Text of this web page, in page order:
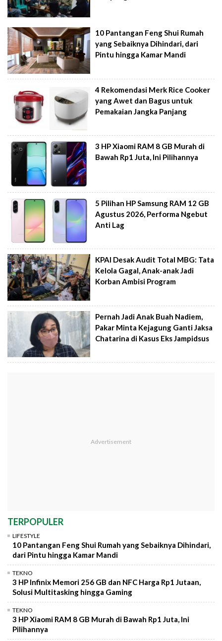
10 Pantangan Feng Shui Rumah
yang Sebaiknya Dihindari, dari
Pintu hingga Kamar Mandi
4 Rekomendasi Merk Rice Cooker
yang Awet dan Bagus untuk
Pemakaian Jangka Panjang
3 HP Xiaomi RAM 8 GB Murah di
Bawah Rp1 Juta, Ini Pilihannya
5 Pilihan HP Samsung RAM 12 GB
Agustus 2026, Performa Ngebut
Anti Lag
KPAI Desak Audit Total MBG: Tata
Kelola Gagal, Anak-anak Jadi
Korban Ambisi Program
Pernah Jadi Anak Buah Nadiem,
Pakar Minta Kejagung Ganti Jaksa
Chatarina di Kasus Eks Jampidsus
TERPOPULER
LIFESTYLE
10 Pantangan Feng Shui Rumah yang Sebaiknya Dihindari,
dari Pintu hingga Kamar Mandi
TEKNO
3 HP Infinix Memori 256 GB dan NFC Harga Rp1 Jutaan,
Solusi Multitasking hingga Gaming
TEKNO
3 HP Xiaomi RAM 8 GB Murah di Bawah Rp1 Juta, Ini
Pilihannya